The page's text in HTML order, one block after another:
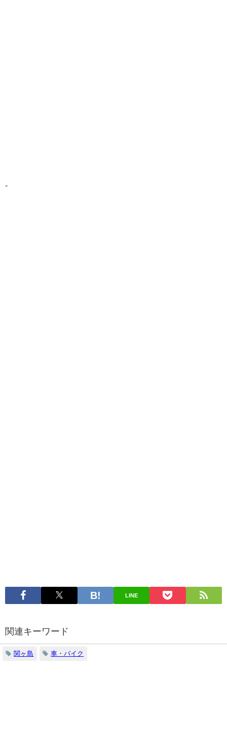
-
LINE
関連キーワード
関ヶ島 車・バイク